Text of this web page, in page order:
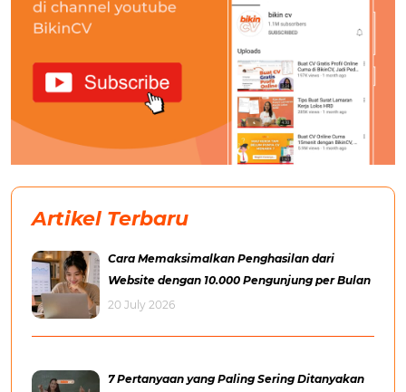
Artikel Terbaru
Cara Memaksimalkan Penghasilan dari
Website dengan 10.000 Pengunjung per Bulan
20 July 2026
7 Pertanyaan yang Paling Sering Ditanyakan